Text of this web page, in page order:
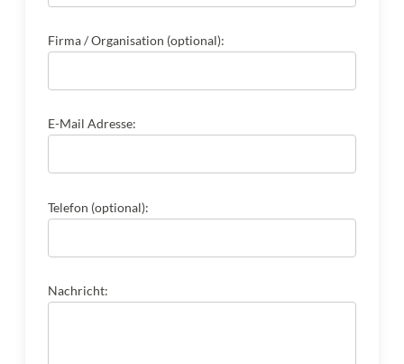
Firma / Organisation (optional):
E-Mail Adresse:
Telefon (optional):
Nachricht: